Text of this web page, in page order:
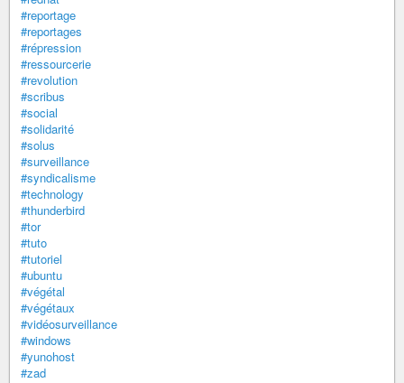
#reportage
#reportages
#répression
#ressourcerie
#revolution
#scribus
#social
#solidarité
#solus
#surveillance
#syndicalisme
#technology
#thunderbird
#tor
#tuto
#tutoriel
#ubuntu
#végétal
#végétaux
#vidéosurveillance
#windows
#yunohost
#zad